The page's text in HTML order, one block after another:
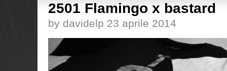
2501 Flamingo x bastard
by davidelp 23 aprile 2014